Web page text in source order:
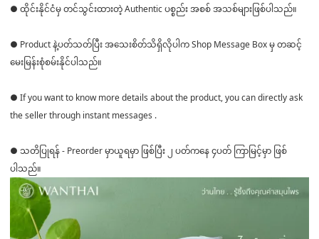
● ထိုင်းနိုင်ငံမှ တင်သွင်းထားတဲ့ Authentic ပစ္စည်း အစစ် အသစ်များဖြစ်ပါသည်။
● Product နဲ့ပတ်သတ်ပြီး အသေးစိတ်သိရှိလိုပါက Shop Message Box မှ တဆင့်
မေးမြန်းစုံစမ်းနိုင်ပါသည်။
● If you want to know more details about the product, you can directly ask
the seller through instant messages .
● သတိပြုရန် - Preorder မှာယူရမှာ ဖြစ်ပြီး ၂ ပတ်ကနေ ၄ပတ် ကြာမြင့်မှာ ဖြစ်
ပါသည်။